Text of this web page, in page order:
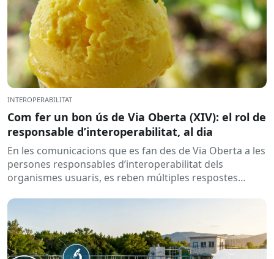
INTEROPERABILITAT
Com fer un bon ús de Via Oberta (XIV): el rol de
responsable d’interoperabilitat, al dia
En les comunicacions que es fan des de Via Oberta a les
persones responsables d’interoperabilitat dels
organismes usuaris, es reben múltiples respostes